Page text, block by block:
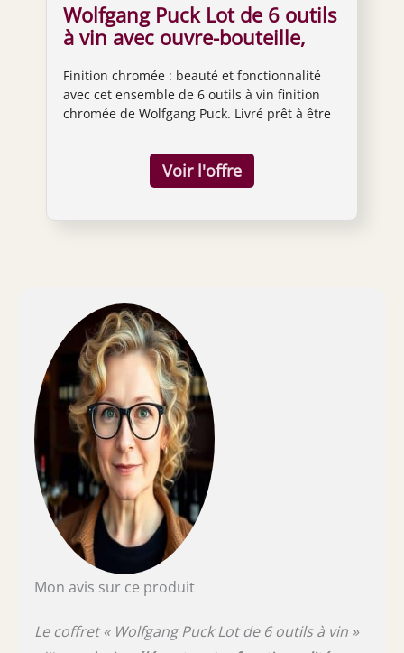
Wolfgang Puck Lot de 6 outils
à vin avec ouvre-bouteille,
flûte à champagne, 2 tire-
bouchons de rechange,
finition chromée, livré dans
un coffret cadeau
Finition chromée : beauté et fonctionnalité
avec cet ensemble de 6 outils à vin finition
chromée de Wolfgang Puck. Livré prêt à être
fabriqué pour s'adapter à chaque article.
Ouvre-bouteille : ouvrez facilement votre
bouteille de vin préférée en deux
Prenez votre vin et laissez-le respirer.
L'aérateur de vin Wolfgang Puck vous permet
de servir immédiatement votre bouteille de
rouge préférée tout en améliorant la saveur
par infusion d'air. Enregistreur de
champages : sauvez les bulles. La flûte à
champagne crée un joint à l'intérieur de
votre bouteille de champagne et se verrouille
sur les côtés afin que vous puissiez garder
tout pétillant. Comprend : tire-bouchon, flûte
à champagne, bouchon à vin, aérateur, 2 tire-
bouchons de rechange
Mon avis sur ce produit
Le coffret « Wolfgang Puck Lot de 6 outils à vin »